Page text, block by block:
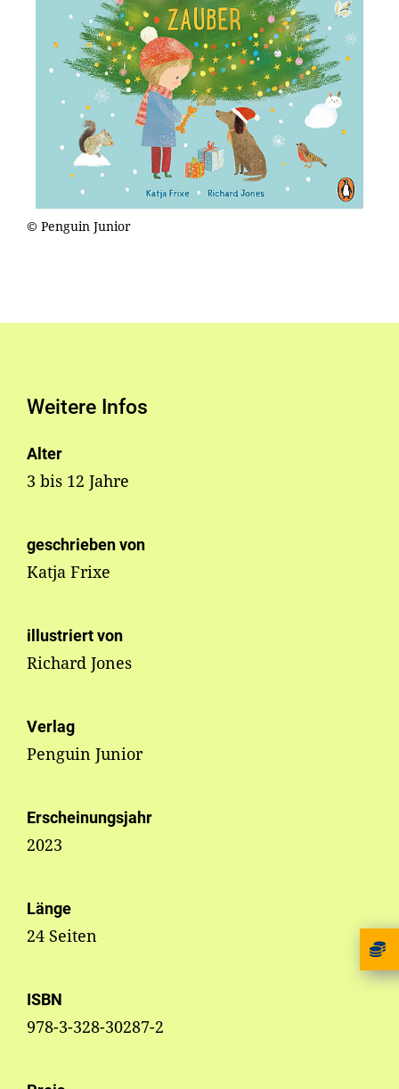
© Penguin Junior
Weitere Infos
Alter
3 bis 12 Jahre
geschrieben von
Katja Frixe
illustriert von
Richard Jones
Verlag
Penguin Junior
Erscheinungsjahr
2023
Länge
24 Seiten
ISBN
978-3-328-30287-2